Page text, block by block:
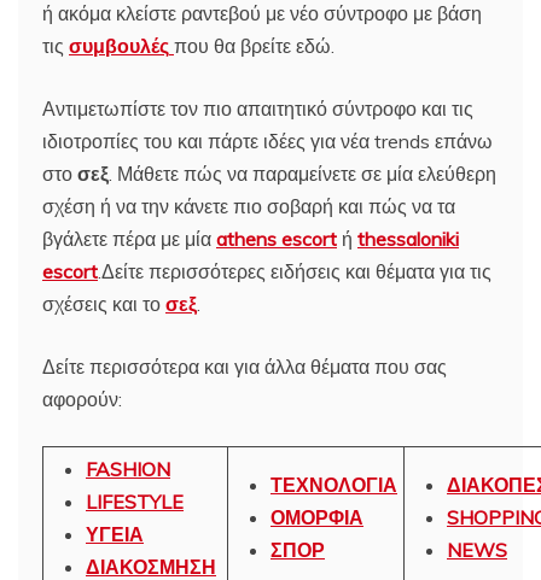
ή ακόμα κλείστε ραντεβού με νέο σύντροφο με βάση
τις συμβουλές που θα βρείτε εδώ.
Αντιμετωπίστε τον πιο απαιτητικό σύντροφο και τις
ιδιοτροπίες του και πάρτε ιδέες για νέα trends επάνω
στο σεξ. Μάθετε πώς να παραμείνετε σε μία ελεύθερη
σχέση ή να την κάνετε πιο σοβαρή και πώς να τα
βγάλετε πέρα με μία athens escort ή thessaloniki
escort.Δείτε περισσότερες ειδήσεις και θέματα για τις
σχέσεις και το σεξ.
Δείτε περισσότερα και για άλλα θέματα που σας
αφορούν:
FASHION
LIFESTYLE
ΥΓΕΙΑ
ΔΙΑΚΟΣΜΗΣΗ
ΤΕΧΝΟΛΟΓΙΑ
ΟΜΟΡΦΙΑ
ΣΠΟΡ
NEWS